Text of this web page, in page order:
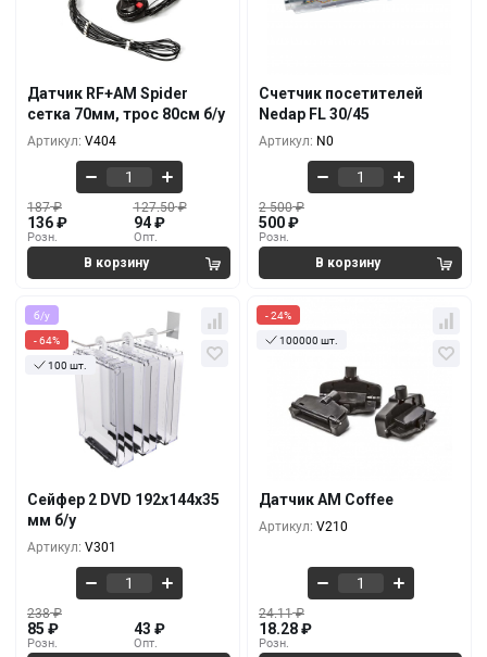
Датчик RF+AM Spider
сетка 70мм, трос 80см б/у
Артикул: V404
Розн.
187 ₽
136₽
Опт.
127.50 ₽
94 ₽
1000+
136 ₽
Счетчик посетителей
Nedap FL 30/45
Артикул: N0
Розн.
2 500 ₽
500₽
5+
400
б/у
- 64%
100 шт.
Сейфер 2 DVD 192х144х35
мм б/у
Артикул: V301
Розн.
238 ₽
85 ₽
Опт.
43 ₽
За 1 шт.
100+
77 ₽
- 24%
100000 шт.
Датчик AM Coffee
Артикул: V210
Розн.
24.11 ₽
18.28₽
Кол-во За 1 шт.
24.11
5000+
10000+